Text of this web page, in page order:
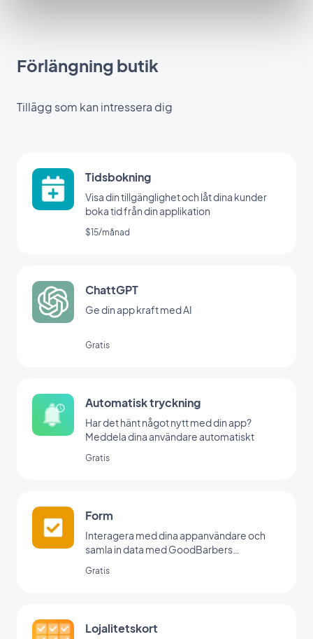
Förlängning butik
Tillägg som kan intressera dig
Tidsbokning
Visa din tillgänglighet och låt dina kunder
boka tid från din applikation
$15/månad
ChattGPT
Ge din app kraft med AI
Gratis
Automatisk tryckning
Har det hänt något nytt med din app?
Meddela dina användare automatiskt
Gratis
Form
Interagera med dina appanvändare och
samla in data med GoodBarbers
Gratis
Lojalitetskort